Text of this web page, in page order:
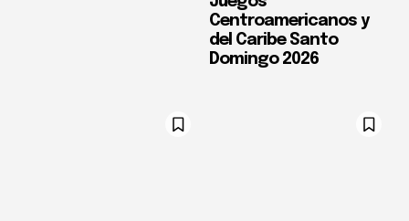
Centroamericanos y
del Caribe Santo
Domingo 2026